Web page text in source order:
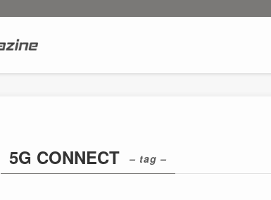
5G CONNECT – tag –